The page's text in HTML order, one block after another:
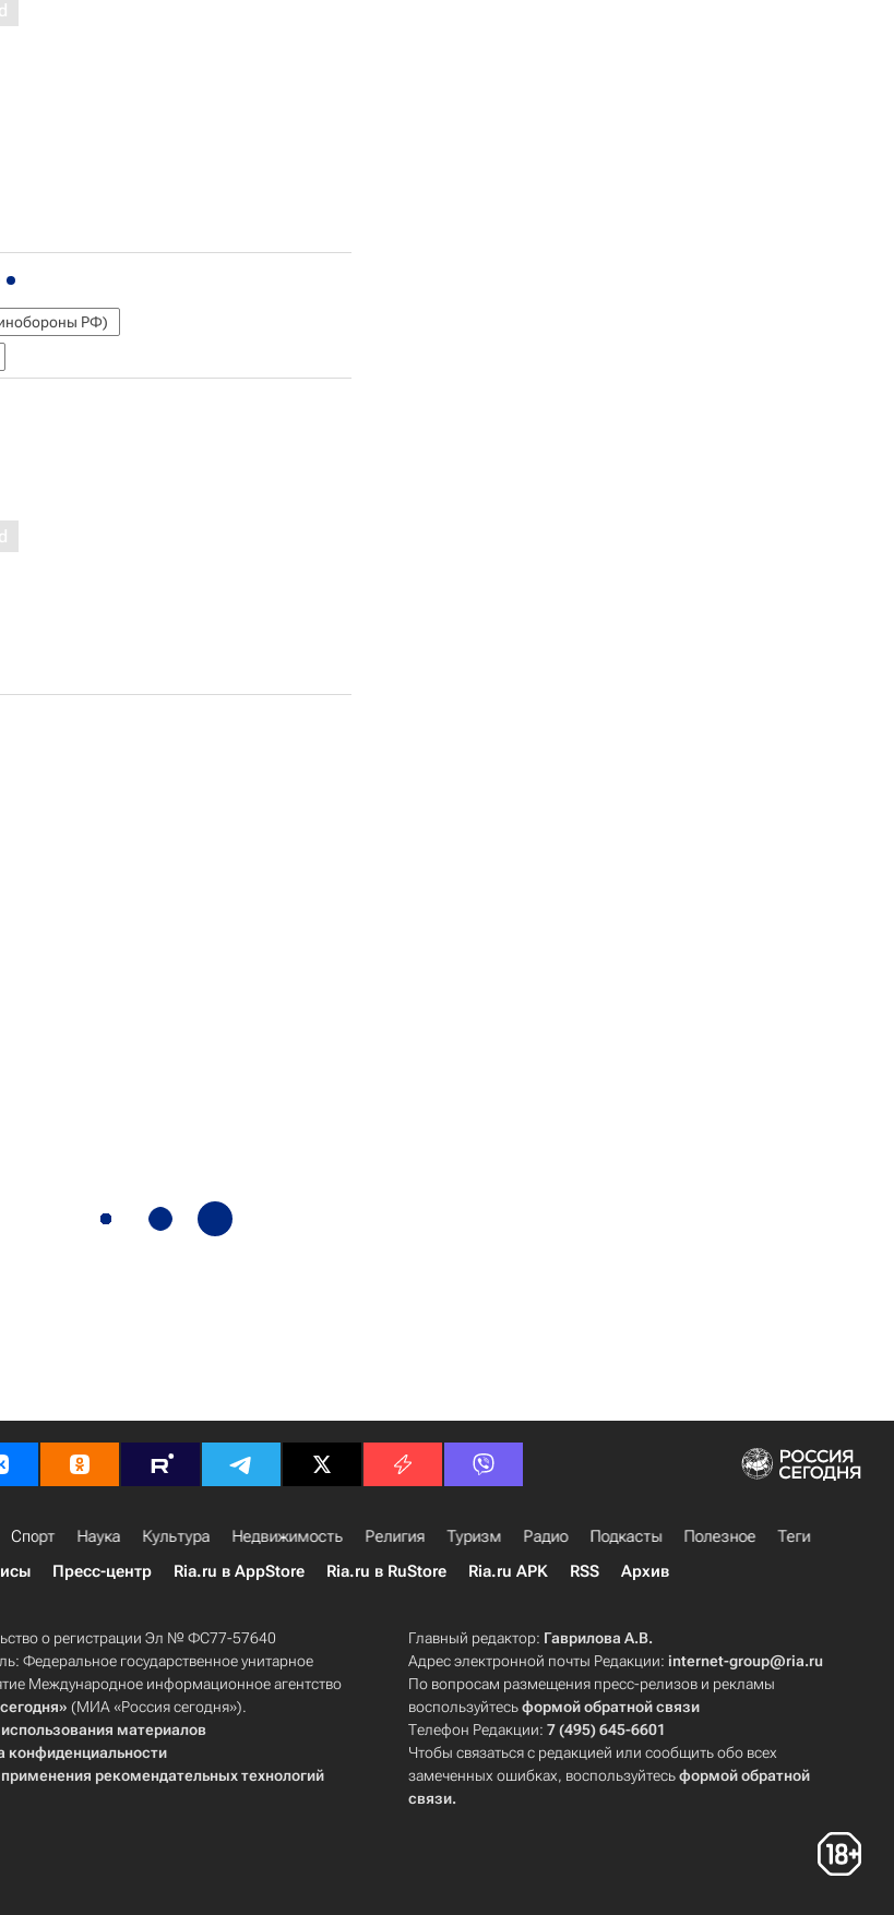
РФ)
Спорт Наука Культура Недвижимость Религия Туризм Радио Подкасты Полезное
Теги
Пресс-центр Ria.ru в AppStore Ria.ru в RuStore Ria.ru APK RSS Архив
о регистрации Эл № ФС77-57640
Федеральное государственное унитарное
Международное информационное агентство
(МИА «Россия сегодня»).
материалов
конфиденциальности
рекомендательных технологий
Главный редактор: Гаврилова А.В.
Адрес электронной почты Редакции:internet-group@ria.ru
По вопросам размещения пресс-релизов и рекламы
воспользуйтесьформой обратной связи
Телефон Редакции:7 (495) 645-6601
Чтобы связаться с редакцией или сообщить обо всех
замеченных ошибках, воспользуйтесьформой обратной
связи.